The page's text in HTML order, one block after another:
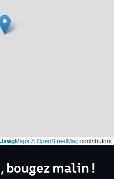
JawgMaps©OpenStreetMapcontributors
bougez malin !